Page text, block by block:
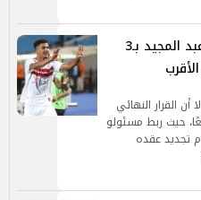
الزمالك يحدد سعر رحيل حسام عبد المجيد بـ3
أن القرار النهائي
حيث ربط مسئولو
تجديد عقده